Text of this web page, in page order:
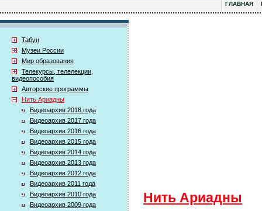
ГЛАВНАЯ
Табун
Музеи России
Мир образования
Телекурсы, телелекции,
видеопособия
Авторские программы
Нить Ариадны
Видеоархив 2018 года
Видеоархив 2017 года
Видеоархив 2016 года
Видеоархив 2015 года
Видеоархив 2014 года
Видеоархив 2013 года
Видеоархив 2012 года
Видеоархив 2011 года
Видеоархив 2010 года
Видеоархив 2009 года
Нить Ариадны